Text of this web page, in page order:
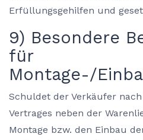
Erfüllungsgehilfen und
9) Besondere
für
Montage-/
Schuldet der Verkäufer
Vertrages neben der
Montage bzw. den Einbau